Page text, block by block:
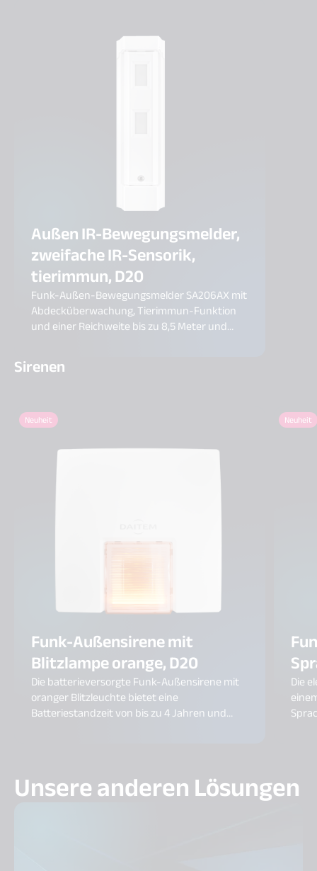
Zusätzlich verfügt der Melder über eine Anti-
Mask-Funktion, die Manipulationsversuche
Außen IR-Bewegungsmelder,
zweifache IR-Sensorik,
tierimmun, D20
Funk-Außen-Bewegungsmelder SA206AX mit
Abdecküberwachung, Tierimmun-Funktion
und einer Reichweite bis zu 8,5 Meter und
Sirenen
Neuheit
Funk-Außensirene mit
Blitzlampe orange, D20
Die batterieversorgte Funk-Außensirene mit
oranger Blitzleuchte bietet eine
Batteriestandzeit von bis zu 4 Jahren und
Sirene einzelnen Bereichen zuordnen, um nur
in den relevanten Bereichen zu alarmieren.
Neuheit
Die
Unsere anderen Lösungen